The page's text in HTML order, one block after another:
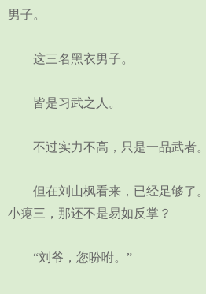
男子。
这三名黑衣男子。
皆是习武之人。
不过实力不高，只是一品武者。
但在刘山枫看来，已经足够了
小瘪三，那还不是易如反掌？
“刘爷，您吩咐。”